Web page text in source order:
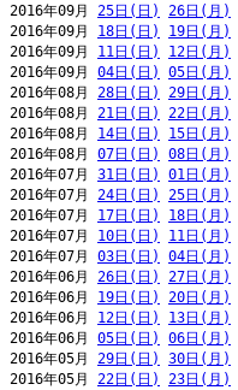
2016年09月 25日(日) 26日(月)
2016年09月 18日(日) 19日(月)
2016年09月 11日(日) 12日(月)
2016年09月 04日(日) 05日(月)
2016年08月 28日(日) 29日(月)
2016年08月 21日(日) 22日(月)
2016年08月 14日(日) 15日(月)
2016年08月 07日(日) 08日(月)
2016年07月 31日(日) 01日(月)
2016年07月 24日(日) 25日(月)
2016年07月 17日(日) 18日(月)
2016年07月 10日(日) 11日(月)
2016年07月 03日(日) 04日(月)
2016年06月 26日(日) 27日(月)
2016年06月 19日(日) 20日(月)
2016年06月 12日(日) 13日(月)
2016年06月 05日(日) 06日(月)
2016年05月 29日(日) 30日(月)
2016年05月 22日(日) 23日(月)